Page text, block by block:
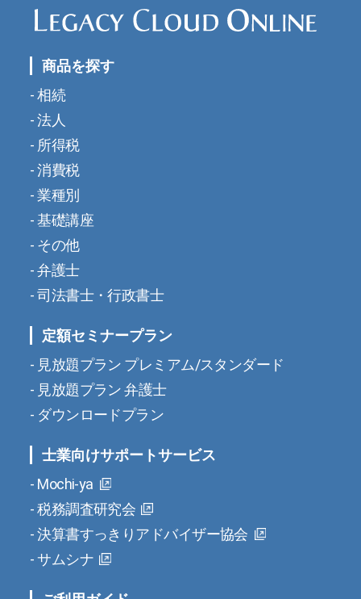
商品を探す
相続
法人
所得税
消費税
業種別
基礎講座
その他
弁護士
司法書士・行政書士
定額セミナープラン
見放題プラン プレミアム/スタンダード
見放題プラン 弁護士
ダウンロードプラン
士業向けサポートサービス
Mochi-ya
税務調査研究会
決算書すっきりアドバイザー協会
サムシナ